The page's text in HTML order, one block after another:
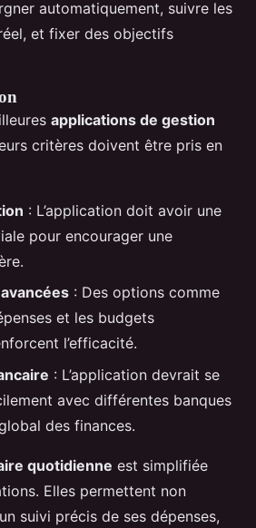
automatiquement, suivre les
et fixer des objectifs
applications de gestion
critères doivent être pris en
: L’application doit avoir une
pour encourager une
: Des options comme
et les budgets
l’efficacité.
: L’application devrait se
avec différentes banques
des finances.
quotidienne est simplifiée
Elles permettent non
suivi précis de ses dépenses,